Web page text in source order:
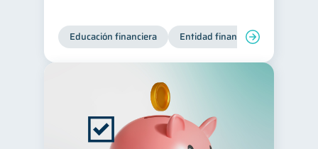
Educación financiera Entidad financiera